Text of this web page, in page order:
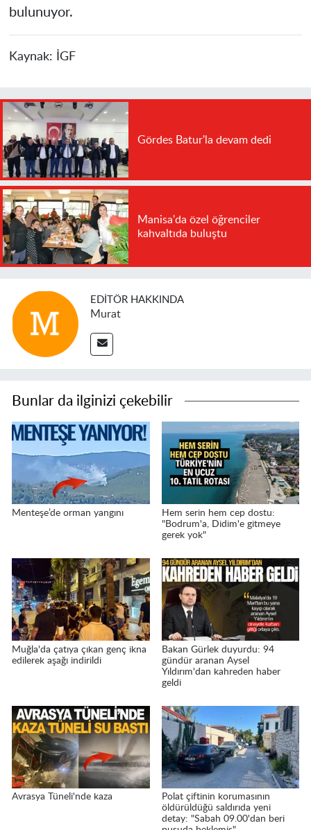
bulunuyor.
Kaynak: İGF
Gördes Batur'la devam dedi
Manisa'da özel öğrenciler
kahvaltıda buluştu
EDITÖR HAKKINDA
Murat
Bunlar da ilginizi çekebilir
Menteşe’de orman yangını
Hem serin hem cep dostu:
"Bodrum'a, Didim'e gitmeye
gerek yok"
Muğla'da çatıya çıkan genç ikna
edilerek aşağı indirildi
Bakan Gürlek duyurdu: 94
gündür aranan Aysel
Yıldırım'dan kahreden haber
geldi
Avrasya Tüneli'nde kaza
Polat çiftinin korumasının
öldürüldüğü saldırıda yeni
detay: "Sabah 09.00'dan beri